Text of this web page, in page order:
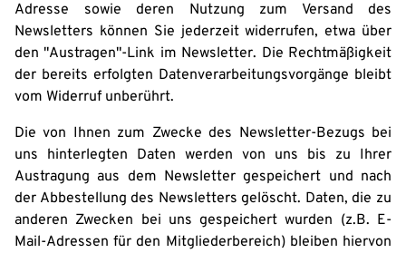
Adresse sowie deren Nutzung zum Versand des
Newsletters können Sie jederzeit widerrufen, etwa über
den "Austragen"-Link im Newsletter. Die Rechtmäßigkeit
der bereits erfolgten Datenverarbeitungsvorgänge bleibt
vom Widerruf unberührt.
Die von Ihnen zum Zwecke des Newsletter-Bezugs bei
uns hinterlegten Daten werden von uns bis zu Ihrer
Austragung aus dem Newsletter gespeichert und nach
der Abbestellung des Newsletters gelöscht. Daten, die zu
anderen Zwecken bei uns gespeichert wurden (z.B. E-
Mail-Adressen für den Mitgliederbereich) bleiben hiervon